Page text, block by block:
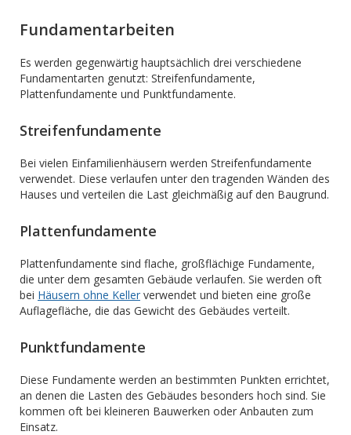
Fundamentarbeiten
Es werden gegenwärtig hauptsächlich drei verschiedene
Fundamentarten genutzt: Streifenfundamente,
Plattenfundamente und Punktfundamente.
Streifenfundamente
Bei vielen Einfamilienhäusern werden Streifenfundamente
verwendet. Diese verlaufen unter den tragenden Wänden des
Hauses und verteilen die Last gleichmäßig auf den Baugrund.
Plattenfundamente
Plattenfundamente sind flache, großflächige Fundamente,
die unter dem gesamten Gebäude verlaufen. Sie werden oft
bei Häusern ohne Keller verwendet und bieten eine große
Auflagefläche, die das Gewicht des Gebäudes verteilt.
Punktfundamente
Diese Fundamente werden an bestimmten Punkten errichtet,
an denen die Lasten des Gebäudes besonders hoch sind. Sie
kommen oft bei kleineren Bauwerken oder Anbauten zum
Einsatz.